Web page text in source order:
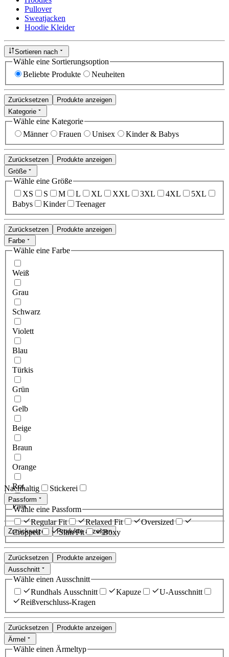
Pullover
Sweatjacken
Hoodie Kleider
Sortieren nach
Wähle eine Sortierungsoption
Beliebte Produkte
Neuheiten
Zurücksetzen
Produkte anzeigen
Kategorie
Wähle eine Kategorie
Männer
Frauen Unisex Kinder & Babys
Zurücksetzen
Produkte anzeigen
Größe
Wähle eine Größe
XS
S M L XL XXL 3XL 4XL
5XL
Babys
Kinder Teenager
Zurücksetzen
Produkte anzeigen
Farbe
Wähle eine Farbe
Weiß
Grau
Schwarz
Violett
Blau
Türkis
Grün
Gelb
Beige
Braun
Orange
Rot
Pink
Zurücksetzen Produkte anzeigen
Nachhaltig Stickerei
Passform
Wähle eine Passform
Regular Fit
Relaxed Fit
Oversized
Cropped
Slim Fit Boxy
Zurücksetzen
Produkte anzeigen
Ausschnitt
Wähle einen Ausschnitt
Rundhals Ausschnitt
Kapuze
U-Ausschnitt
Reißverschluss-Kragen
Zurücksetzen
Produkte anzeigen
Ärmel
Wähle einen Ärmeltyp